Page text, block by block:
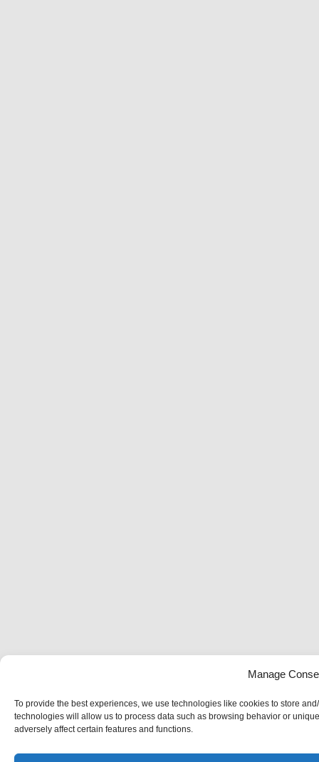
Manage
To provide the best experiences, we use technologies like cookies to store
technologies will allow us to process data such as browsing behavior or
adversely affect certain features and functions.